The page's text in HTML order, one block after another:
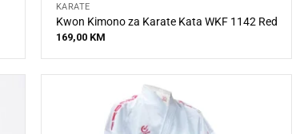
KARATE
Kwon Kimono za Karate Kata WKF 1142 Red
169,00 KM